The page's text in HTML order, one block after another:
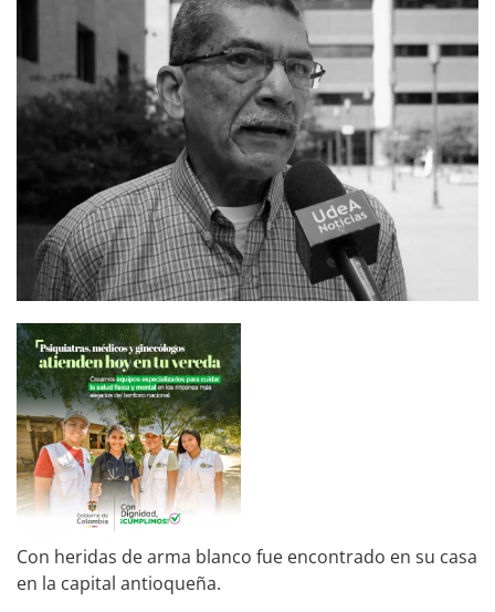
Con heridas de arma blanco fue encontrado en su casa
en la capital antioqueña.